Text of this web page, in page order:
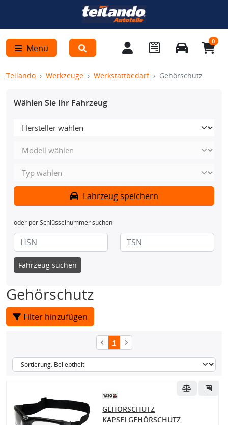
Menü
0
Teilando Werkzeuge Werkstattbedarf Gehörschutz
Wählen Sie Ihr Fahrzeug
Fahrzeug speichern
oder per Schlüsselnummer suchen
Fahrzeug suchen
Gehörschutz
Filter hinzufügen
1
GEHÖRSCHUTZ
KAPSELGEHÖRSCHUTZ